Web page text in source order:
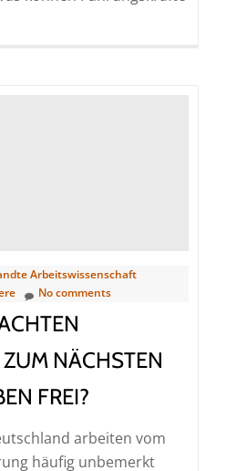
Arbeitswissenschaft
No comments
NÄCHSTEN
FREI?
arbeiten vom
häufig unbemerkt